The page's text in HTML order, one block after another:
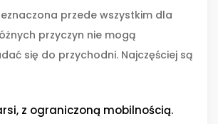
przede wszystkim dla
przyczyn nie mogą
się do przychodni. Najczęściej są
z ograniczoną mobilnością.